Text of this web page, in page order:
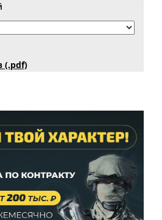
(.pdf)